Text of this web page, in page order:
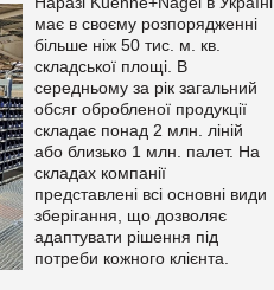
має в своєму розпорядженні
більше ніж 50 тис. м. кв.
складської площі. В
середньому за рік загальний
обсяг обробленої продукції
складає понад 2 млн. ліній
або близько 1 млн. палет. На
складах компанії
представлені всі основні види
зберігання, що дозволяє
адаптувати рішення під
потреби кожного клієнта.